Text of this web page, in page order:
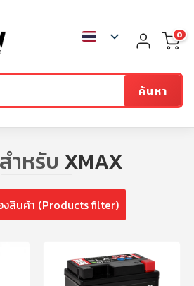
ค้นหา
0
ำหรับ XMAX
งสินค้า (Products filter)